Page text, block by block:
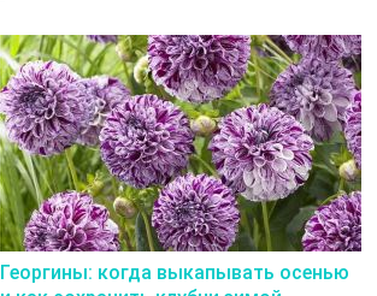
Георгины: когда выкапывать осенью